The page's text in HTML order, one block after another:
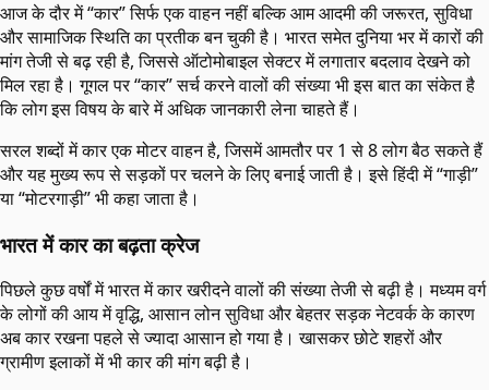
आज के दौर में “कार” सिर्फ एक वाहन नहीं बल्कि आम आदमी की जरूरत, सुविधा
और सामाजिक स्थिति का प्रतीक बन चुकी है। भारत समेत दुनिया भर में कारों की
मांग तेजी से बढ़ रही है, जिससे ऑटोमोबाइल सेक्टर में लगातार बदलाव देखने को
मिल रहा है। गूगल पर “कार” सर्च करने वालों की संख्या भी इस बात का संकेत है
कि लोग इस विषय के बारे में अधिक जानकारी लेना चाहते हैं।
सरल शब्दों में कार एक मोटर वाहन है, जिसमें आमतौर पर 1 से 8 लोग बैठ सकते हैं
और यह मुख्य रूप से सड़कों पर चलने के लिए बनाई जाती है। इसे हिंदी में “गाड़ी”
या “मोटरगाड़ी” भी कहा जाता है।
भारत में कार का बढ़ता क्रेज
पिछले कुछ वर्षों में भारत में कार खरीदने वालों की संख्या तेजी से बढ़ी है। मध्यम वर्ग
के लोगों की आय में वृद्धि, आसान लोन सुविधा और बेहतर सड़क नेटवर्क के कारण
अब कार रखना पहले से ज्यादा आसान हो गया है। खासकर छोटे शहरों और
ग्रामीण इलाकों में भी कार की मांग बढ़ी है।